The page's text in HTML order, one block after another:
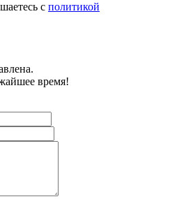
с политикой
время!